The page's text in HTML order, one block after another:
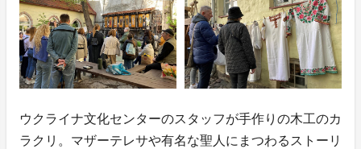
ウクライナ文化センターのスタッフが手作りの木工のカ
ラクリ。マザーテレサや有名な聖人にまつわるストーリ